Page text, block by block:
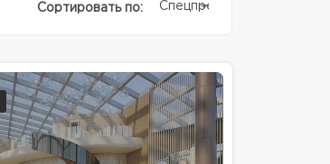
Сортировать по: Спецпредолжение